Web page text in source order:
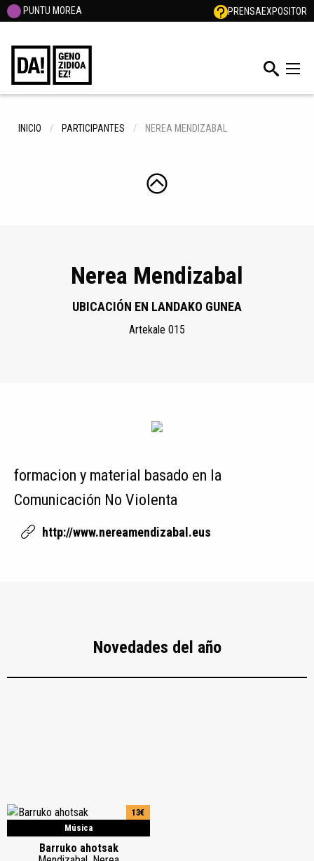
PUNTU MOREA PRENSAEXPOSITOR
INICIO PARTICIPANTES NEREA MENDIZABAL
Nerea Mendizabal
UBICACIÓN EN LANDAKO GUNEA
Artekale 015
formacion y material basado en la
Comunicación No Violenta
http://www.nereamendizabal.eus
Novedades del año
Música
13€
Barruko ahotsak